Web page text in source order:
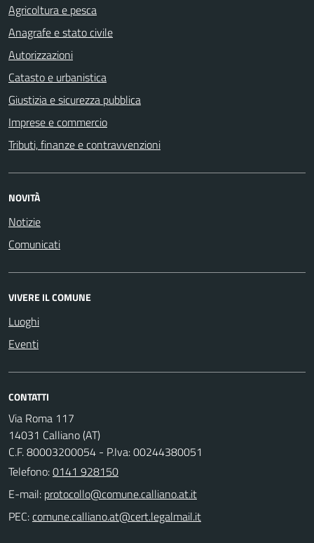
Agricoltura e pesca
Anagrafe e stato civile
Autorizzazioni
Catasto e urbanistica
Giustizia e sicurezza pubblica
Imprese e commercio
Tributi, finanze e contravvenzioni
NOVITÀ
Notizie
Comunicati
VIVERE IL COMUNE
Luoghi
Eventi
CONTATTI
Via Roma 117
14031 Calliano (AT)
C.F. 80003200054 - P.Iva: 00244380051
Telefono:0141 928150
E-mail:
PEC: